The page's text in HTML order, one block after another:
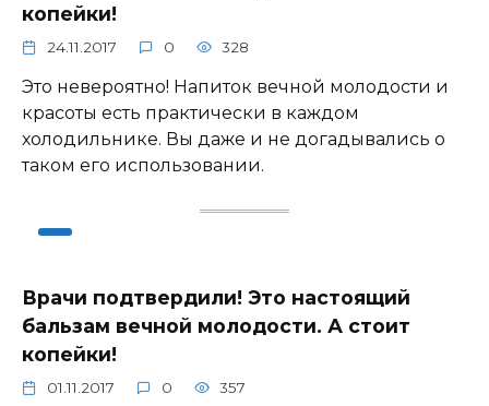
копейки!
24.11.2017 0 328
Это невероятно! Напиток вечной молодости и
красоты есть практически в каждом
холодильнике. Вы даже и не догадывались о
таком его использовании.
Врачи подтвердили! Это настоящий
бальзам вечной молодости. А стоит
копейки!
01.11.2017 0 357